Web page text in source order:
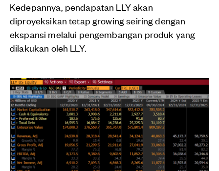
Kedepannya, pendapatan LLY akan
diproyeksikan tetap growing seiring dengan
ekspansi melalui pengembangan produk yang
dilakukan oleh LLY.